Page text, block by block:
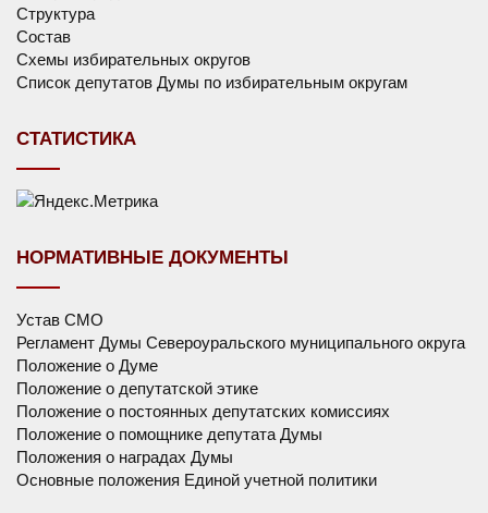
Структура
Состав
Схемы избирательных округов
Список депутатов Думы по избирательным округам
СТАТИСТИКА
НОРМАТИВНЫЕ ДОКУМЕНТЫ
Устав СМО
Регламент Думы Североуральского муниципального округа
Положение о Думе
Положение о депутатской этике
Положение о постоянных депутатских комиссиях
Положение о помощнике депутата Думы
Положения о наградах Думы
Основные положения Единой учетной политики